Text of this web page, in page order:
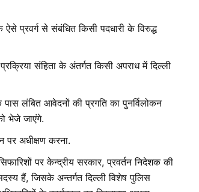
ऐसे प्रवर्ग से संबंधित किसी पदधारी के विरुद्ध
संहिता के अंतर्गत किसी अपराध में दिल्ली
लंबित आवेदनों की प्रगति का पुनर्विलोकन
भेजे जाएंगे.
पर अधीक्षण करना.
पर केन्द्रीय सरकार, प्रवर्तन निदेशक की
हैं, जिसके अन्तर्गत दिल्ली विशेष पुलिस